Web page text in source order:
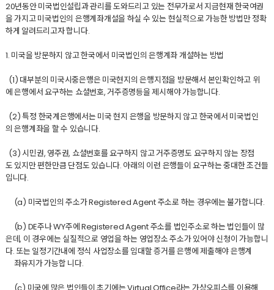
20년동안 미국법인설립과 관리를 도와드리고 있는 전무가로서 지금현재 한국여권
을 가지고 미국법인의 은행계좌개설을 하실 수 있는 현실적으로 가능한 방법만 정확
하게 알려드리고자 합니다.
1. 미국을 방문하지 않고 한국에서 미국법인의 은행계좌 개설하는 방법
(1) 대부분의 미국시중은행은 미국현지의 은행지점을 방문해서 본인확인하고 위
에 은행에서 요구하는 쇼셜번호, 거주증명등을 제시해야 가능합니다.
(2) 특정 한국계은행에서는 미국 현지 은행을 방문하지 않고 한국에서 미국법인
의 은행계좌을 할 수 있습니다.
(3) 시민권, 영주권, 쇼셜번호를 요구하지 않고 거주증명도 요구하지 않는 장점
도 있지만 편한만큼 단점도 있습니다. 아래의 이런 은행들이 요구하는 중대한 조건들
입니다.
(a) 미국법인의 주소가 Registered Agent 주소로 하는 경우에는 불가합니다.
(b) DE주나 WY주에 Registered Agent 주소를 법인주소로 하는 법인들이 많
은데, 이 경우에는 실질적으로 영업을 하는 영업장소 주소가 있어야 신청이 가능합니
다. 또는 일정기간내에 정식 사업장소를 임대할 증거를 은행에 제출해야 은행계
좌유지가 가능합 니다.